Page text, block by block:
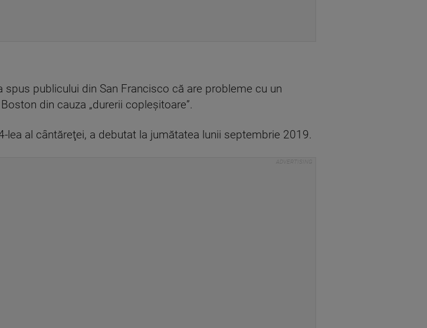
publicului din San Francisco că are probleme cu un
din cauza „durerii copleşitoare”.
lea al cântăreţei, a debutat la jumătatea lunii septembrie 2019.